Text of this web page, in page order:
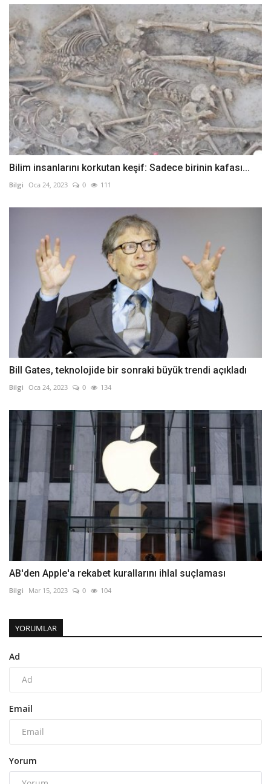
Bilim insanlarını korkutan keşif: Sadece birinin kafası...
Bilgi Oca 24, 2023 0 111
Bill Gates, teknolojide bir sonraki büyük trendi açıkladı
Bilgi Oca 24, 2023 0 134
AB'den Apple'a rekabet kurallarını ihlal suçlaması
Bilgi Mar 15, 2023 0 104
YORUMLAR
Ad
Email
Yorum